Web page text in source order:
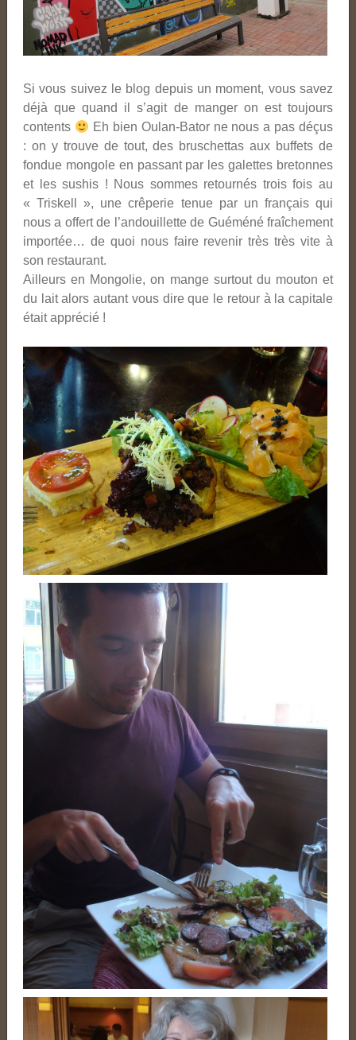
Si vous suivez le blog depuis un moment, vous savez
déjà que quand il s’agit de manger on est toujours
contents
Eh bien Oulan-Bator ne nous a pas déçus
: on y trouve de tout, des bruschettas aux buffets de
fondue mongole en passant par les galettes bretonnes
et les sushis ! Nous sommes retournés trois fois au
« Triskell », une crêperie tenue par un français qui
nous a offert de l’andouillette de Guéméné fraîchement
importée… de quoi nous faire revenir très très vite à
son restaurant.
Ailleurs en Mongolie, on mange surtout du mouton et
du lait alors autant vous dire que le retour à la capitale
était apprécié !